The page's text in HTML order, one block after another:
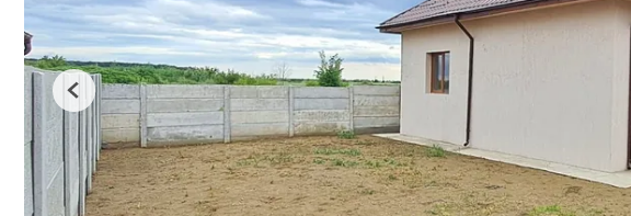
Previous